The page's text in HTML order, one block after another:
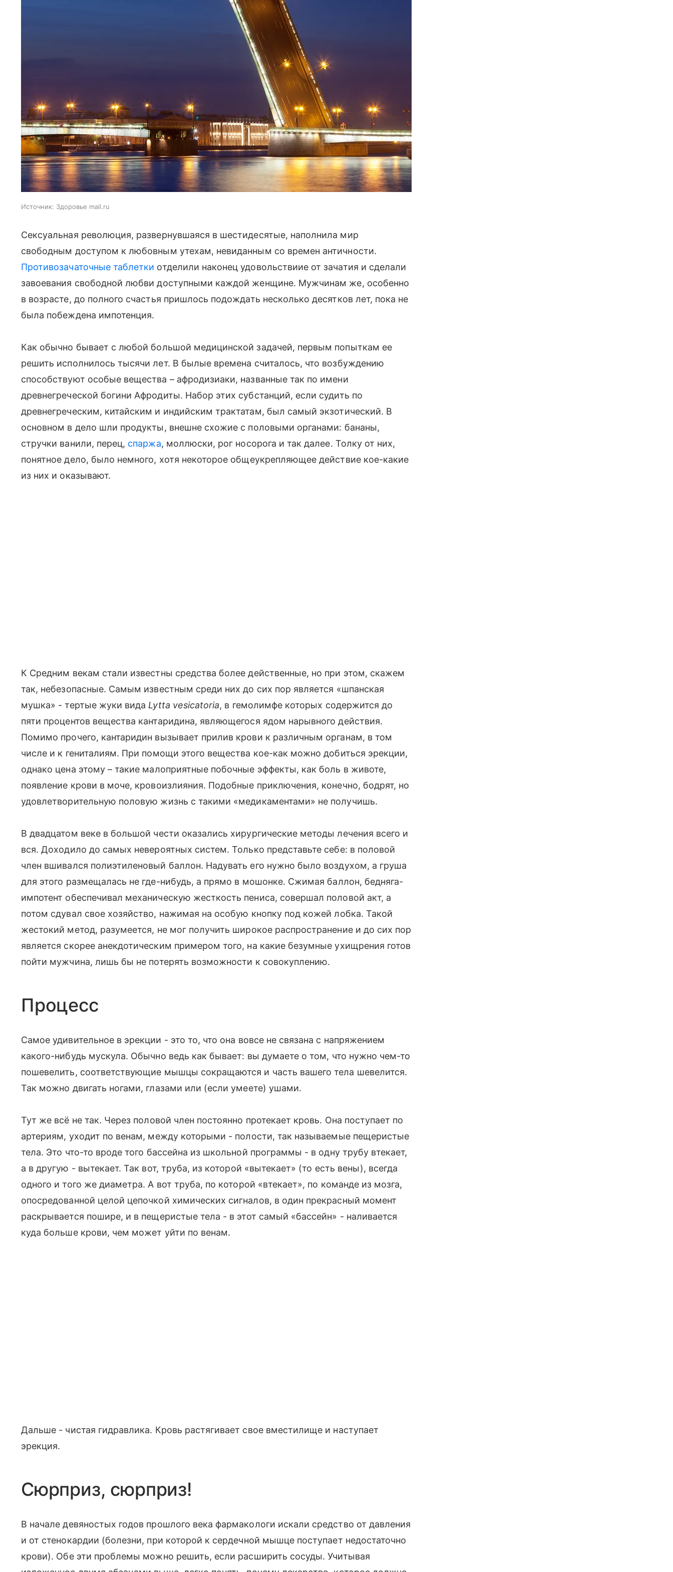
Источник: Здоровье mail.ru
Сексуальная революция, развернувшаяся в шестидесятые, наполнила мир
свободным доступом к любовным утехам, невиданным со времен античности.
Противозачаточные таблетки отделили наконец удовольствиие от зачатия и сделали
завоевания свободной любви доступными каждой женщине. Мужчинам же, особенно
в возрасте, до полного счастья пришлось подождать несколько десятков лет, пока не
была побеждена импотенция.
Как обычно бывает с любой большой медицинской задачей, первым попыткам ее
решить исполнилось тысячи лет. В былые времена считалось, что возбуждению
способствуют особые вещества – афродизиаки, названные так по имени
древнегреческой богини Афродиты. Набор этих субстанций, если судить по
древнегреческим, китайским и индийским трактатам, был самый экзотический. В
основном в дело шли продукты, внешне схожие с половыми органами: бананы,
стручки ванили, перец, спаржа, моллюски, рог носорога и так далее. Толку от них,
понятное дело, было немного, хотя некоторое общеукрепляющее действие кое-какие
из них и оказывают.
К Средним векам стали известны средства более действенные, но при этом, скажем
так, небезопасные. Самым известным среди них до сих пор является «шпанская
мушка» - тертые жуки вида Lytta vesicatoria, в гемолимфе которых содержится до
пяти процентов вещества кантаридина, являющегося ядом нарывного действия.
Помимо прочего, кантаридин вызывает прилив крови к различным органам, в том
числе и к гениталиям. При помощи этого вещества кое-как можно добиться эрекции,
однако цена этому – такие малоприятные побочные эффекты, как боль в животе,
появление крови в моче, кровоизлияния. Подобные приключения, конечно, бодрят, но
удовлетворительную половую жизнь с такими «медикаментами» не получишь.
В двадцатом веке в большой чести оказались хирургические методы лечения всего и
вся. Доходило до самых невероятных систем. Только представьте себе: в половой
член вшивался полиэтиленовый баллон. Надувать его нужно было воздухом, а груша
для этого размещалась не где-нибудь, а прямо в мошонке. Сжимая баллон, бедняга-
импотент обеспечивал механическую жесткость пениса, совершал половой акт, а
потом сдувал свое хозяйство, нажимая на особую кнопку под кожей лобка. Такой
жестокий метод, разумеется, не мог получить широкое распространение и до сих пор
является скорее анекдотическим примером того, на какие безумные ухищрения готов
пойти мужчина, лишь бы не потерять возможности к совокуплению.
Процесс
Самое удивительное в эрекции - это то, что она вовсе не связана с напряжением
какого-нибудь мускула. Обычно ведь как бывает: вы думаете о том, что нужно чем-то
пошевелить, соответствующие мышцы сокращаются и часть вашего тела шевелится.
Так можно двигать ногами, глазами или (если умеете) ушами.
Тут же всё не так. Через половой член постоянно протекает кровь. Она поступает по
артериям, уходит по венам, между которыми - полости, так называемые пещеристые
тела. Это что-то вроде того бассейна из школьной программы - в одну трубу втекает,
а в другую - вытекает. Так вот, труба, из которой «вытекает» (то есть вены), всегда
одного и того же диаметра. А вот труба, по которой «втекает», по команде из мозга,
опосредованной целой цепочкой химических сигналов, в один прекрасный момент
раскрывается пошире, и в пещеристые тела - в этот самый «бассейн» - наливается
куда больше крови, чем может уйти по венам.
Дальше - чистая гидравлика. Кровь растягивает свое вместилище и наступает
эрекция.
Сюрприз, сюрприз!
В начале девяностых годов прошлого века фармакологи искали средство от давления
и от стенокардии (болезни, при которой к сердечной мышце поступает недостаточно
крови). Обе эти проблемы можно решить, если расширить сосуды. Учитывая